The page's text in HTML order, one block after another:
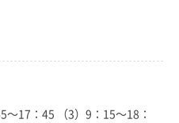
～17：45 （3）9：15～18：